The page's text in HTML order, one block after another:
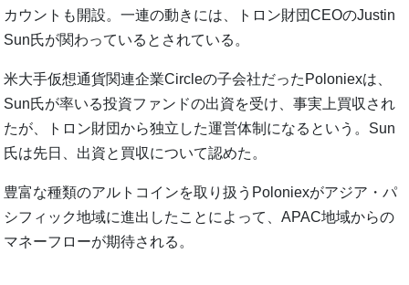
カウントも開設。一連の動きには、トロン財団CEOのJustin
Sun氏が関わっているとされている。
米大手仮想通貨関連企業Circleの子会社だったPoloniexは、
Sun氏が率いる投資ファンドの出資を受け、事実上買収され
たが、トロン財団から独立した運営体制になるという。Sun
氏は先日、出資と買収について認めた。
豊富な種類のアルトコインを取り扱うPoloniexがアジア・パ
シフィック地域に進出したことによって、APAC地域からの
マネーフローが期待される。